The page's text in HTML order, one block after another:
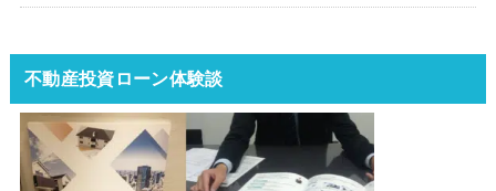
不動産投資ローン体験談